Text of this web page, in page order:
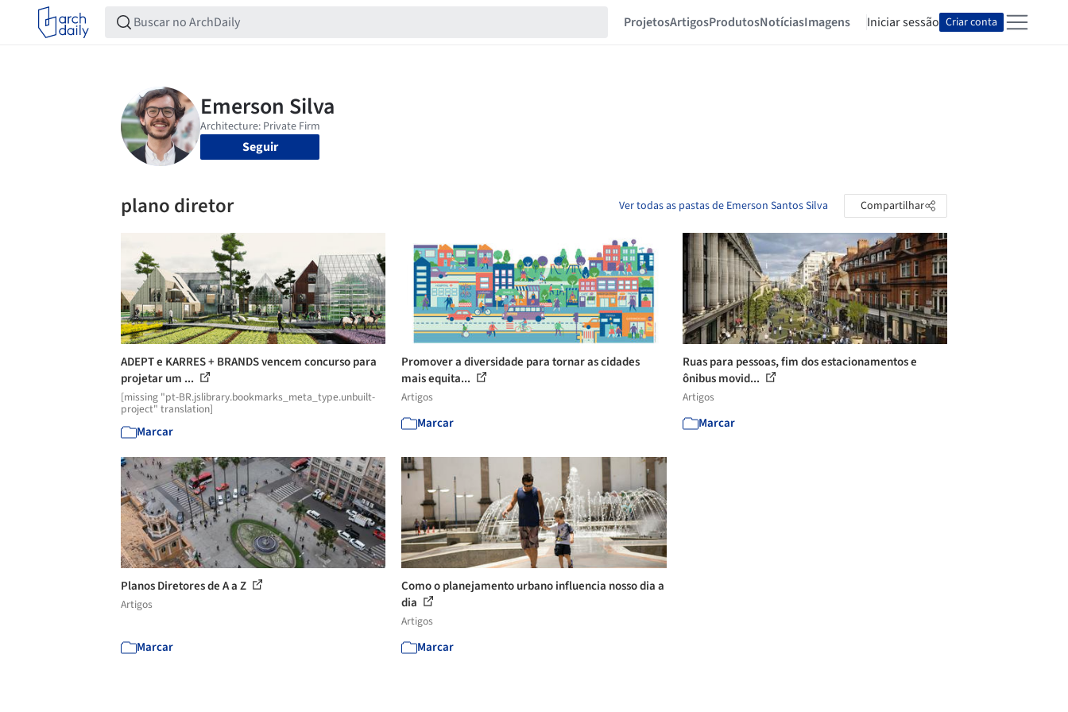
ProjetosArtigosProdutosNotíciasImagens Iniciar sessão Criar conta
Seguir
plano diretor Ver todas as pastas de Emerson Santos Silva Compartilhar
ADEPT e KARRES + BRANDS vencem concurso para
projetar um ...
[missing "pt-BR.jslibrary.bookmarks_meta_type.unbuilt-
project" translation]
Marcar
Promover a diversidade para tornar as cidades
mais equita...
Artigos
Marcar
Ruas para pessoas, fim dos estacionamentos e
ônibus movid...
Artigos
Marcar
Planos Diretores de A a Z
Artigos
Marcar
Como o planejamento urbano influencia nosso dia a
dia
Artigos
Marcar